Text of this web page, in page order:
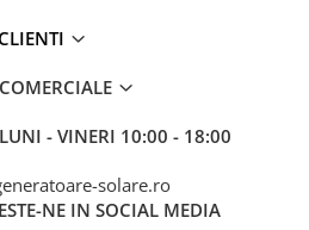
CLIENTI
LUNI - VINERI 10:00 - 18:00
solare.ro
NE IN SOCIAL MEDIA